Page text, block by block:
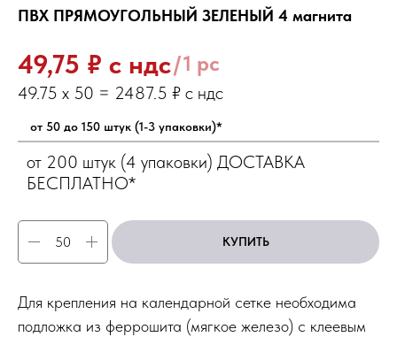
ПВХ ПРЯМОУГОЛЬНЫЙ ЗЕЛЕНЫЙ 4 магнита
49,75 ₽ с ндс/1 pc
от 50 до 150 штук (1-3 упаковки)*
от 200 штук (4 упаковки) ДОСТАВКА
БЕСПЛАТНО*
КУПИТЬ
Для крепления на календарной сетке необходима
подложка из феррошита (мягкое железо) с клеевым